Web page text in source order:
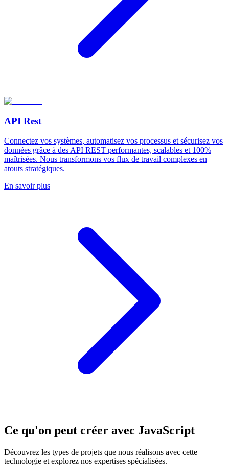
API Rest
Connectez vos systèmes, automatisez vos processus et sécurisez vos
données grâce à des API REST performantes, scalables et 100%
maîtrisées. Nous transformons vos flux de travail complexes en
atouts stratégiques.
En savoir plus
Ce qu'on peut créer avec JavaScript
Découvrez les types de projets que nous réalisons avec cette
technologie et explorez nos expertises spécialisées.